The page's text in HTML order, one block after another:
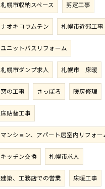
札幌市収納スペース 剪定工事
ナオキコウムテン 札幌市近郊工事
ユニットバスリフォーム
札幌市ダンプ求人 札幌市 床暖
窓の工事 さっぽろ 暖房修理
床貼替工事
マンション、アパート居室内リフォー
キッチン交換 札幌市求人
建築、工務店での営業 床暖工事